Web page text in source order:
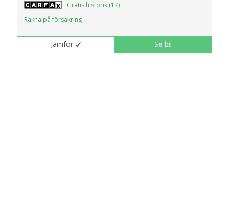
Gratis historik (17)
Räkna på försäkring
Jämför Se bil